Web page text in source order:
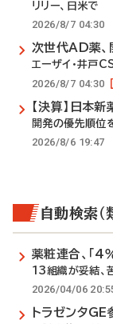
リリー、日米で
2026/8/7 04:30
次世代AD薬
エーザイ・井戸
2026/8/7 04:30
【決算】日本
開発の優先順位
2026/8/6 19:47
自動検索（
薬粧連合、「4
13組織が妥結、
2026/04/06
トラゼンタ